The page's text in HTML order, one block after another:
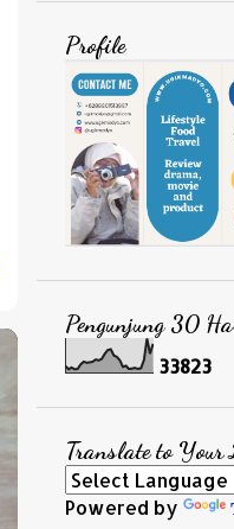
Profile
Pengunjung 30
33823
Translate to Your
Powered by